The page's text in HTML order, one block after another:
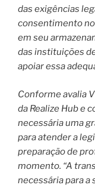
das exigências
consentimento
em seu
das instituições
apoiar essa
Conforme avalia
da Realize Hub e
necessária uma
para atender a
preparação de
momento. “A
necessária para a